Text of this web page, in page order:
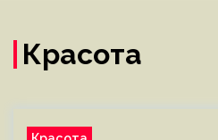
Красота